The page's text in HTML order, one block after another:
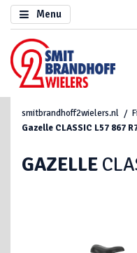
Menu
smitbrandhoff2wielers.nl
Gazelle CLASSIC L57 867
GAZELLE